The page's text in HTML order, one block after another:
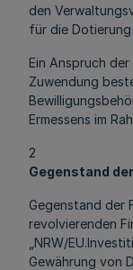
den
für die Dotierung
Ein Anspruch
Zuwendung
Ermessens im
2
Gegenstand
Gegenstand der
revolvierenden
„NRW/
Gewährung von